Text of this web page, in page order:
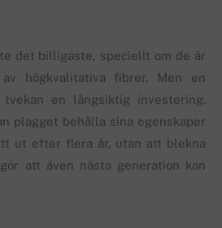
det billigaste, speciellt om de är
högkvalitativa fibrer. Men en
en långsiktig investering.
plagget behålla sina egenskaper
ut efter flera år, utan att blekna
att även nästa generation kan